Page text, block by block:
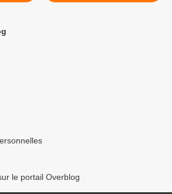
le portail Overblog